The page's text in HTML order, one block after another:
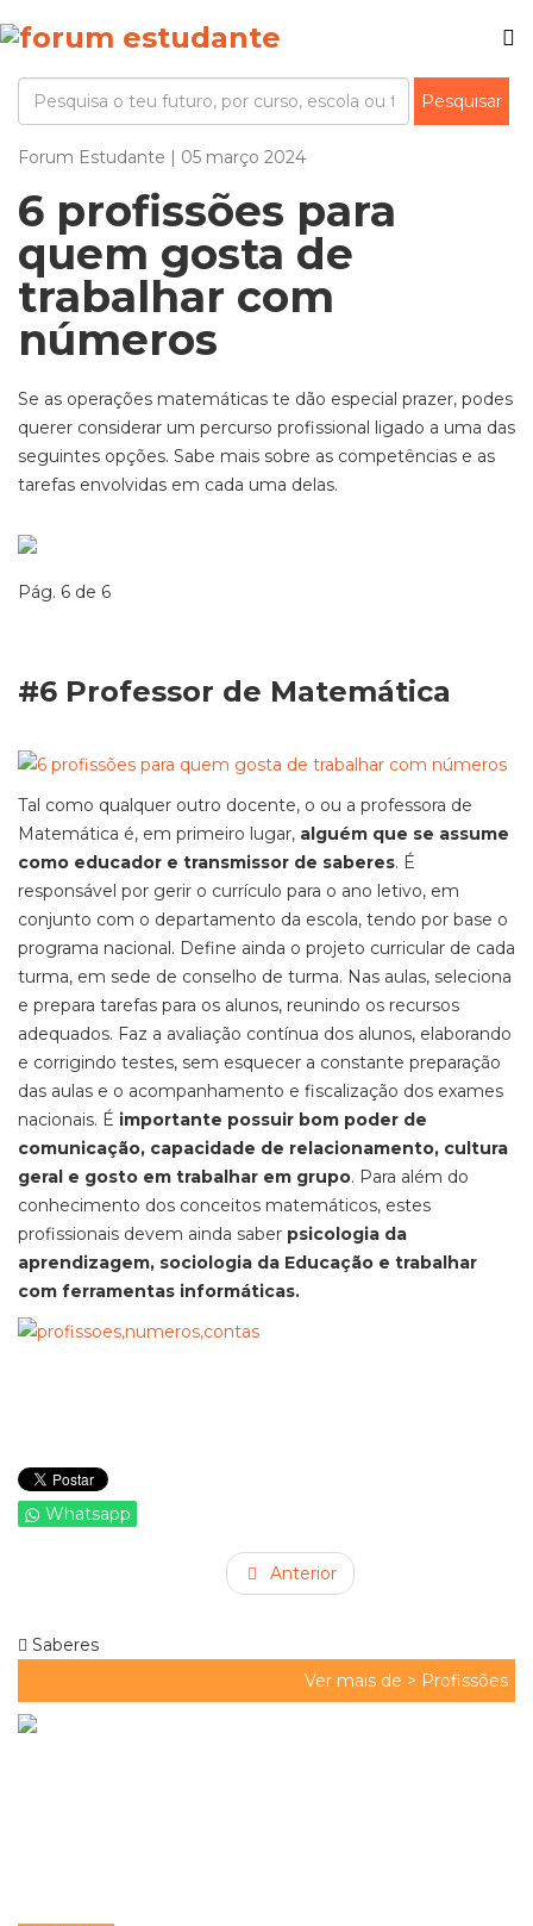
Forum Estudante | 05 março 2024
6 profissões para
quem gosta de
trabalhar com
números
Se as operações matemáticas te dão especial prazer, podes
querer considerar um percurso profissional ligado a uma das
seguintes opções. Sabe mais sobre as competências e as
tarefas envolvidas em cada uma delas.
Pág. 6 de 6
#6 Professor de Matemática
Tal como qualquer outro docente, o ou a professora de
Matemática é, em primeiro lugar, alguém que se assume
como educador e transmissor de saberes. É
responsável por gerir o currículo para o ano letivo, em
conjunto com o departamento da escola, tendo por base o
programa nacional. Define ainda o projeto curricular de cada
turma, em sede de conselho de turma. Nas aulas, seleciona
e prepara tarefas para os alunos, reunindo os recursos
adequados. Faz a avaliação contínua dos alunos, elaborando
e corrigindo testes, sem esquecer a constante preparação
das aulas e o acompanhamento e fiscalização dos exames
nacionais. É importante possuir bom poder de
comunicação, capacidade de relacionamento, cultura
geral e gosto em trabalhar em grupo. Para além do
conhecimento dos conceitos matemáticos, estes
profissionais devem ainda saber psicologia da
aprendizagem, sociologia da Educação e trabalhar
com ferramentas informáticas.
Whatsapp
Anterior
Saberes
Ver mais de > Profissões